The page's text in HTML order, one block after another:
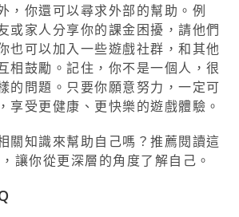
，你還可以尋求外部的幫助。例
或家人分享你的課金困擾，請他們
也可以加入一些遊戲社群，和其他
相鼓勵。記住，你不是一個人，很
的問題。只要你願意努力，一定可
享受更健康、更快樂的遊戲體驗。
關知識來幫助自己嗎？推薦閱讀這
讓你從更深層的角度了解自己。